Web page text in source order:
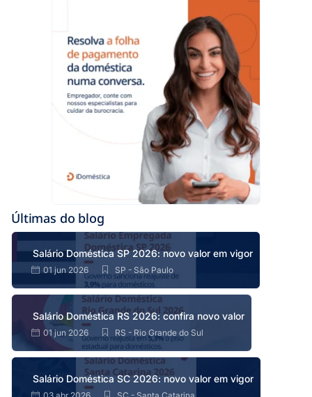
Últimas do blog
Salário Doméstica SP 2026: novo valor em vigor
01 jun 2026 SP - São Paulo
Salário Doméstica RS 2026: confira novo valor
01 jun 2026 RS - Rio Grande do Sul
Salário Doméstica SC 2026: novo valor em vigor